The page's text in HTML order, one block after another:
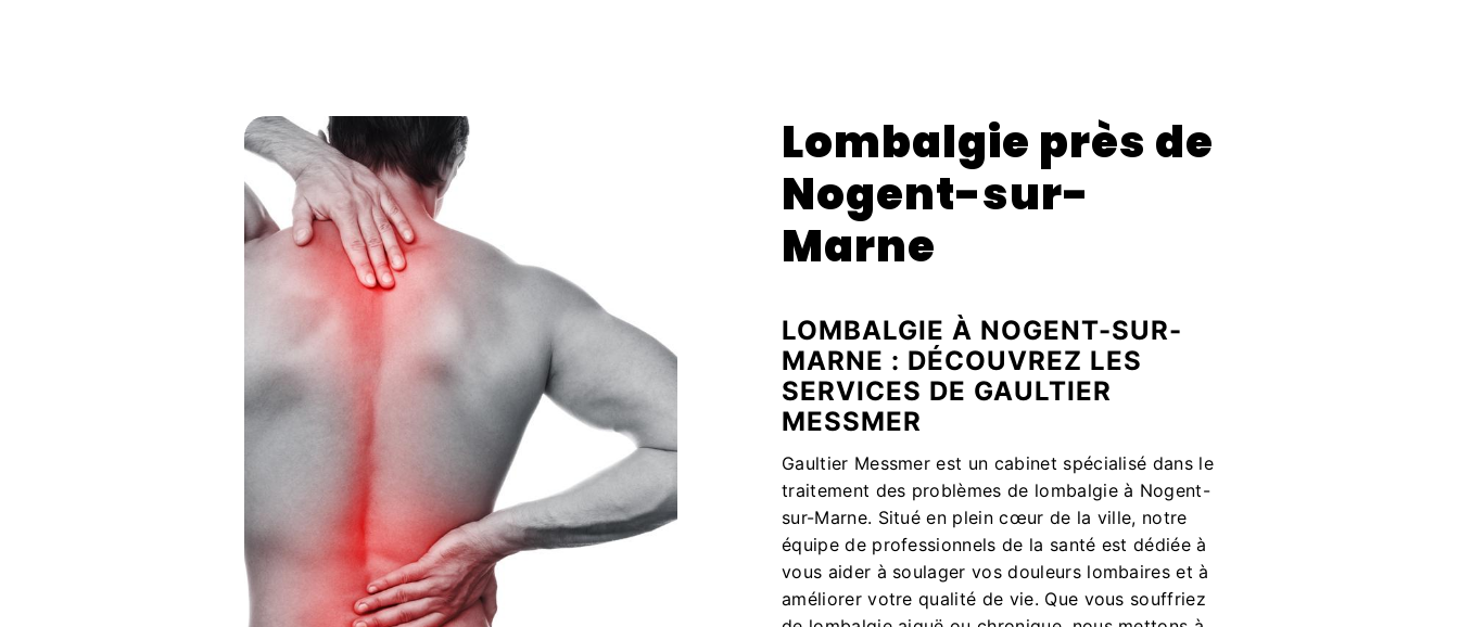
Lombalgie près de
Nogent-sur-
Marne
LOMBALGIE À NOGENT-SUR-
MARNE : DÉCOUVREZ LES
SERVICES DE GAULTIER
MESSMER
Gaultier Messmer est un cabinet spécialisé dans le
traitement des problèmes de lombalgie à Nogent-
sur-Marne. Situé en plein cœur de la ville, notre
équipe de professionnels de la santé est dédiée à
vous aider à soulager vos douleurs lombaires et à
améliorer votre qualité de vie. Que vous souffriez